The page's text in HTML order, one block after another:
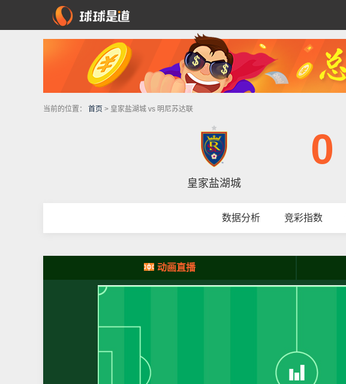
当前的位置： 首页 > 皇家盐湖城 vs 明尼苏达联
皇家盐湖城
0
数据分析 竞彩指数
动画直播